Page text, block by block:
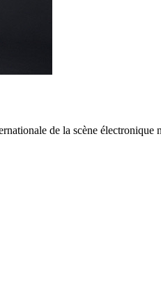
de la scène électronique